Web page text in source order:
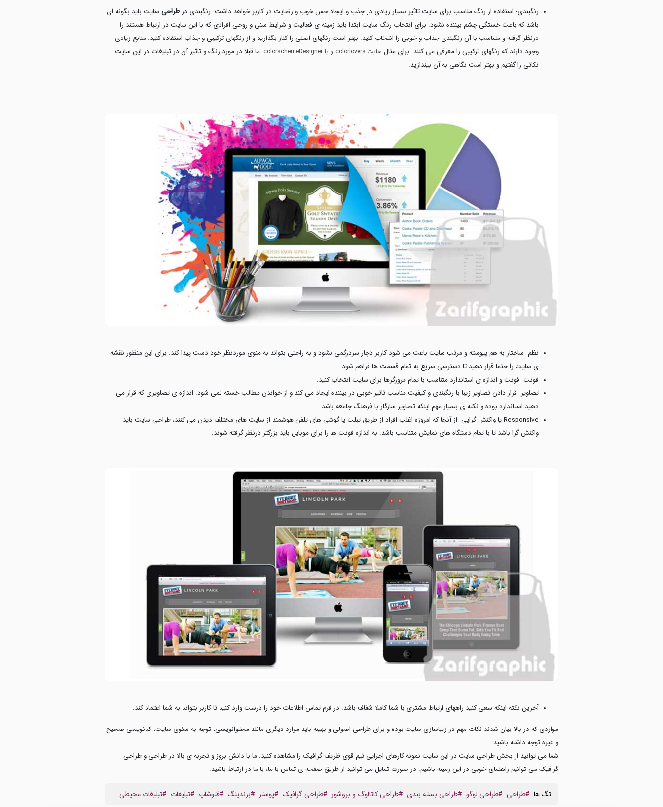
رنگبندی- استفاده از رنگ مناسب برای سایت تاثیر بسیار زیادی در جذب و ایجاد حس خوب و رضایت در کاربر خواهد داشت. رنگبندی درطراحی سایت باید بگونه ای
باشد که باعث خستگی چشم بیننده نشود. برای انتخاب رنگ سایت ابتدا باید زمینه ی فعالیت و شرایط سنی و روحی افرادی که با این سایت در ارتباط هستند را
درنظر گرفته و متناسب با آن رنگبندی جذاب و خوبی را انتخاب کنید. بهتر است رنگهای اصلی را کنار بگذارید و از رنگهای ترکیبی و جذاب استفاده کنید. منابع زیادی
وجود دارند که رنگهای ترکیبی را معرفی می کنند. برای مثال سایت colorlovers و یا colorschemeDesigner
. ما قبلا در مورد رنگ و تاثیر آن در تبلیغات در این سایت
نکاتی را گفتیم و بهتر است نگاهی به آن بیندازید.
نظم- ساختار به هم پیوسته و مرتب سایت باعث می شود کاربر دچار سردرگمی نشود و به راحتی بتواند به منوی موردنظر خود دست پیدا کند. برای این منظور نقشه
ی سایت را حتما قرار دهید تا دسترسی سریع به تمام قسمت ها فراهم شود.
فونت- فونت و اندازه ی استاندارد متناسب با تمام مرورگرها برای سایت انتخاب کنید.
تصاویر- قرار دادن تصاویر زیبا با رنگبندی و کیفیت مناسب تاثیر خوبی در بیننده ایجاد می کند و از خواندن مطالب خسته نمی شود. اندازه ی تصاویری که قرار می
دهید استاندارد بوده و نکته ی بسیار مهم اینکه تصاویر سازگار با فرهنگ جامعه باشد.
Responsive یا واکنش گرایی- از آنجا که امروزه اغلب افراد از طریق تبلت یا گوشی های تلفن هوشمند از سایت های مختلف دیدن می کنند، طراحی سایت باید
واکنش گرا باشد تا با تمام دستگاه های نمایش متناسب باشد. به اندازه فونت ها را برای موبایل باید بزرگتر درنظر گرفته شوند.
آخرین نکته اینکه سعی کنید راههای ارتباط مشتری با شما کاملا شفاف باشد. در فرم تماس اطلاعات خود را درست وارد کنید تا کاربر بتواند به شما اعتماد کند.
مواردی که در بالا بیان شدند نکات مهم در زیباسازی سایت بوده و برای طراحی اصولی و بهینه باید موارد دیگری مانند محتوانویسی، توجه به سئوی سایت، کدنویسی صحیح
و غیره توجه داشته باشید.
شما می توانید از بخش طراحی سایت در این سایت نمونه کارهای اجرایی تیم قوی ظریف گرافیک را مشاهده کنید. ما با دانش بروز و تجربه ی بالا در طراحی و طراحی
گرافیک می توانیم راهنمای خوبی در این زمینه باشیم. در صورت تمایل می توانید از طریق صفحه ی تماس با ما، با ما در ارتباط باشید.
تگ ها: #طراحی #طراحی لوگو #طراحی بسته بندی #طراحی کاتالوگ و بروشور #طراحی گرافیک #پوستر #برندینگ #فتوشاپ #تبلیغات #تبلیغات محیطی